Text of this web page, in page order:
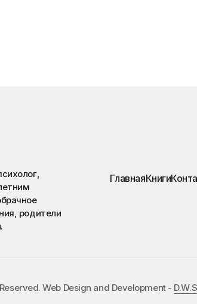
родители
ГлавнаяКниги
Web Design and Development -